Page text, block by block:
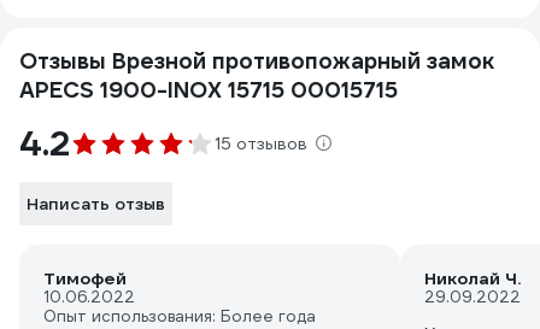
Отзывы Врезной противопожарный замок
APECS 1900-INOX 15715 00015715
4.2 15 отзывов
Написать отзыв
Тимофей
10.06.2022
Опыт использования: Более года
Николай Ч.
29.09.2022